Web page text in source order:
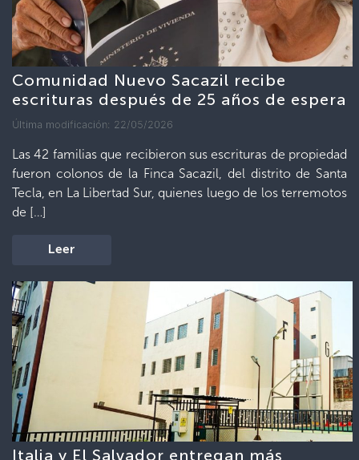
Comunidad Nuevo Sacazil recibe
escrituras después de 25 años de espera
Última modificación: 22/05/2026
Las 42 familias que recibieron sus escrituras de propiedad
fueron colonos de la Finca Sacazil, del distrito de Santa
Tecla, en La Libertad Sur, quienes luego de los terremotos
de […]
Leer
Italia y El Salvador entregan más